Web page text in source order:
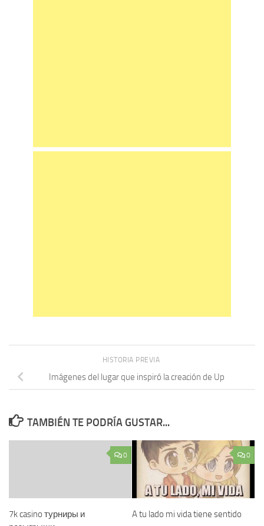
HISTORIA PREVIA
Imágenes del lugar que inspiró la creación de Up
TAMBIÉN TE PODRÍA GUSTAR...
0
7k casino турниры и
0
A tu lado mi vida tiene sentido